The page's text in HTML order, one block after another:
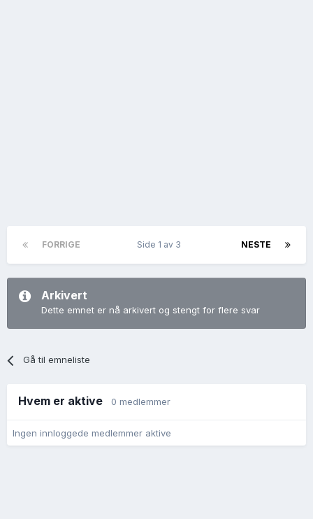
FORRIGE NESTE
Side 1 av 3
Arkivert
Dette emnet er nå arkivert og stengt for flere svar
Gå til emneliste
Hvem er aktive 0 medlemmer
Ingen innloggede medlemmer aktive